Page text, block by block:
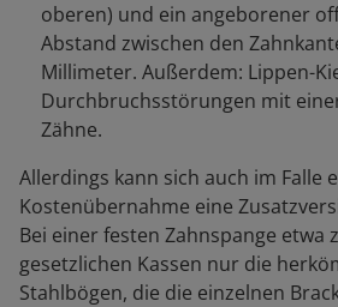
oberen) und ein angeborener
Abstand zwischen den
Millimeter. Außerdem: Lippen-
Durchbruchsstörungen mit
Zähne.
Allerdings kann sich auch im Falle
Kostenübernahme eine
Bei einer festen Zahnspange etwa
gesetzlichen Kassen nur die
Stahlbögen, die die einzelnen